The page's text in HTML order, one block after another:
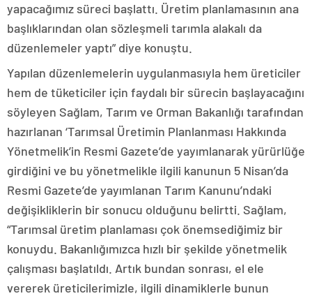
yapacağımız süreci başlattı. Üretim planlamasının ana
başlıklarından olan sözleşmeli tarımla alakalı da
düzenlemeler yaptı” diye konuştu.
Yapılan düzenlemelerin uygulanmasıyla hem üreticiler
hem de tüketiciler için faydalı bir sürecin başlayacağını
söyleyen Sağlam, Tarım ve Orman Bakanlığı tarafından
hazırlanan ‘Tarımsal Üretimin Planlanması Hakkında
Yönetmelik’in Resmi Gazete’de yayımlanarak yürürlüğe
girdiğini ve bu yönetmelikle ilgili kanunun 5 Nisan’da
Resmi Gazete’de yayımlanan Tarım Kanunu’ndaki
değişikliklerin bir sonucu olduğunu belirtti. Sağlam,
“Tarımsal üretim planlaması çok önemsediğimiz bir
konuydu. Bakanlığımızca hızlı bir şekilde yönetmelik
çalışması başlatıldı. Artık bundan sonrası, el ele
vererek üreticilerimizle, ilgili dinamiklerle bunun